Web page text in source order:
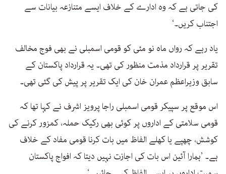
کی جاتی ہے کہ وہ ادارے کے خلاف ایسے متنازعہ بیانات سے
اجتناب کریں۔‘
یاد رہے کہ رواں ماہ نو مئی کو قومی اسمبلی نے بھی فوج مخالف
تقریر پر قرارداد مذمت منظور کی تھی۔ یہ قرارداد پاکستان کے
سابق وزیراعظم عمران خان کی ایک تقریر پر پیش کی گئی تھی۔
اس موقع پر سپیکر قومی اسمبلی راجا پرویز اشرف نے کہا تھا کہ
قومی سلامتی کے اداروں پر کوئی بھی رکیک حملہ، کمزور کرنے کی
کوشش، چھپے یا کھلے الفاظ میں بات کرنا قومی مفاد کے خلاف
ہے۔ ’ہمارا آئین اس بات کی اجازت نہیں دیتا کہ افواج پاکستان